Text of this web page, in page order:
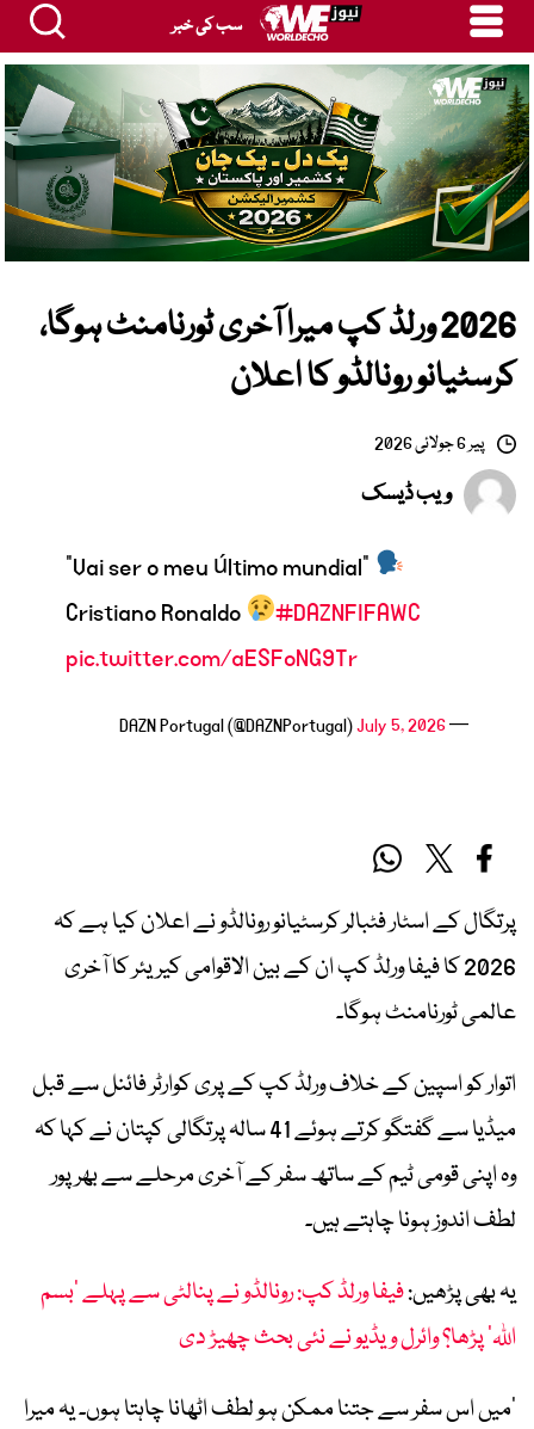
سب کی خبر
2026 ورلڈ کپ میرا آخری ٹورنامنٹ ہوگا،
کرسٹیانو رونالڈو کا اعلان
پیر 6 جولائی 2026
ویب ڈیسک
"Vai ser o meu último mundial"
Cristiano Ronaldo
#DAZNFIFAWC
pic.twitter.com/aESFoNG9Tr
— DAZN Portugal (@DAZNPortugal)
July 5, 2026
پرتگال کے اسٹار فٹبالر کرسٹیانو رونالڈو نے اعلان کیا ہے کہ
2026 کا فیفا ورلڈ کپ ان کے بین الاقوامی کیریئر کا آخری
عالمی ٹورنامنٹ ہوگا۔
اتوار کو اسپین کے خلاف ورلڈ کپ کے پری کوارٹر فائنل سے قبل
میڈیا سے گفتگو کرتے ہوئے 41 سالہ پرتگالی کپتان نے کہا کہ
وہ اپنی قومی ٹیم کے ساتھ سفر کے آخری مرحلے سے بھرپور
لطف اندوز ہونا چاہتے ہیں۔
یہ بھی پڑھیں:فیفا ورلڈ کپ: رونالڈو نے پنالٹی سے پہلے ’بسم
اللہ‘ پڑھا؟ وائرل ویڈیو نے نئی بحث چھیڑ دی
’میں اس سفر سے جتنا ممکن ہو لطف اٹھانا چاہتا ہوں۔ یہ میرا